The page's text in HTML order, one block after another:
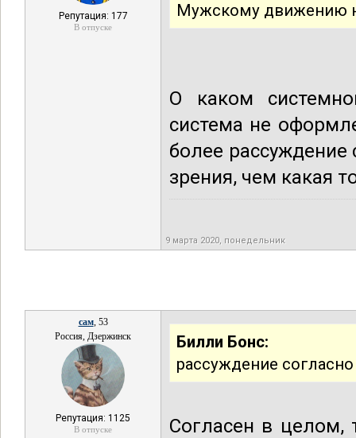
Репутация: 177
В отпуске
Мужскому движению
О каком
система не
более
зрения, чем какая
9 марта 2020, понедельник
сам, 53
Россия, Дзержинск
Репутация: 1125
В отпуске
Билли Бонс:
рассуждение
Согласен в целом,